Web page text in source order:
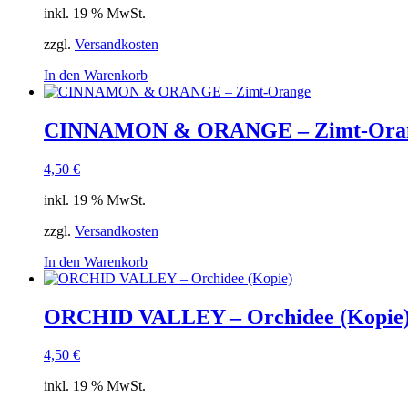
inkl. 19 % MwSt.
zzgl. Versandkosten
In den Warenkorb
CINNAMON & ORANGE – Zimt-
4,50 €
inkl. 19 % MwSt.
zzgl. Versandkosten
In den Warenkorb
ORCHID VALLEY – Orchidee
4,50 €
inkl. 19 % MwSt.